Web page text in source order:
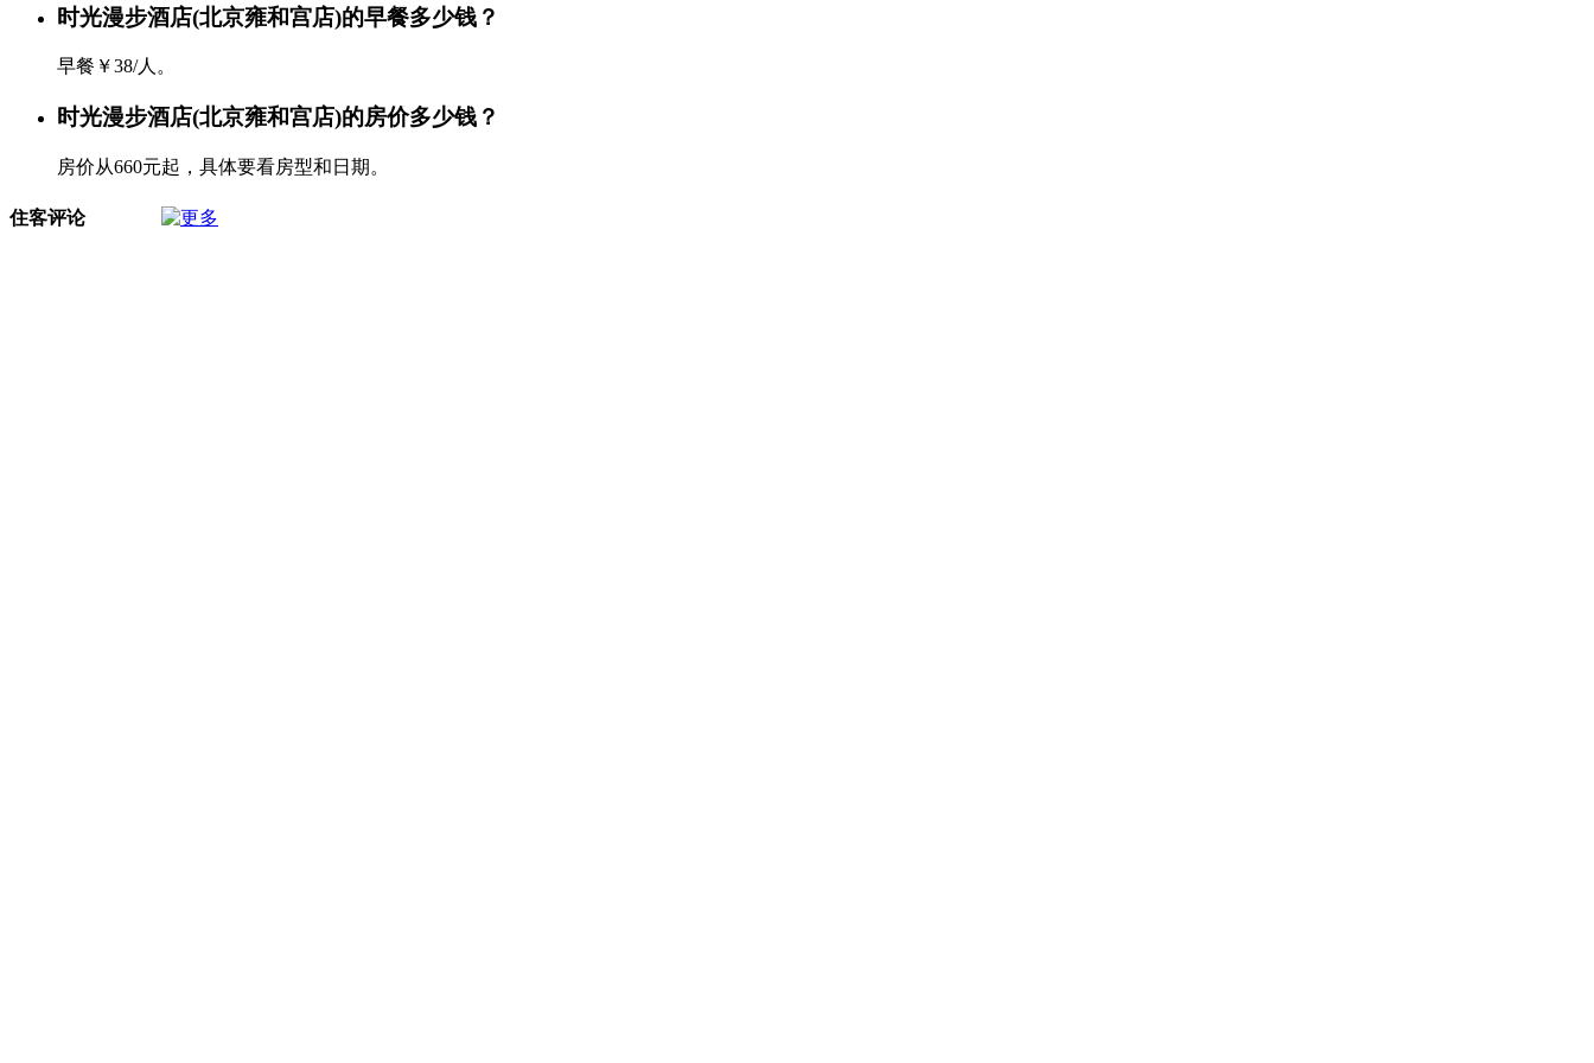
时光漫步酒店(北京雍和宫店)的早餐多少钱？
早餐￥38/人。
时光漫步酒店(北京雍和宫店)的房价多少钱？
房价从660元起，具体要看房型和日期。
住客评论